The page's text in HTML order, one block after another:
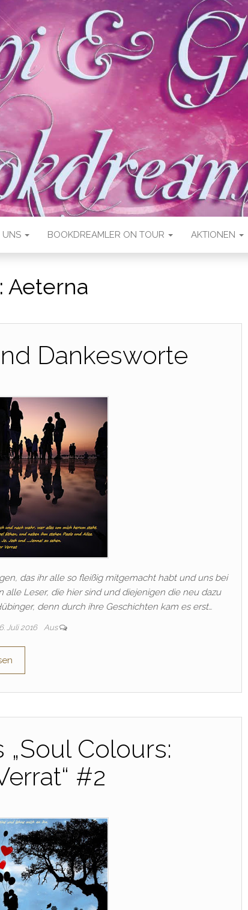
UNS BOOKDREAMLER ON TOUR AKTIONEN
Aeterna
Dankesworte
das ihr alle so fleißig mitgemacht habt und uns bei
Leser, die hier sind und diejenigen die neu dazu
denn durch ihre Geschichten kam es erst…
Juli 2016 Aus
Colours:
#2